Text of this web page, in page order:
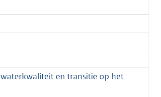
waterkwaliteit en transitie op het